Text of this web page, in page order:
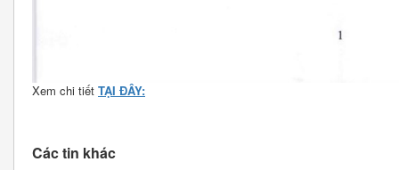
Xem chi tiết TẠI ĐÂY:
Các tin khác